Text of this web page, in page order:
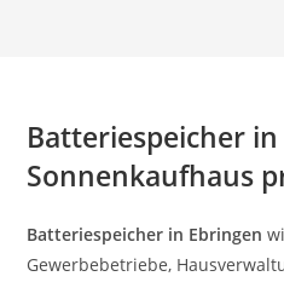
Batteriespeicher
Sonnenkaufhaus
Batteriespeicher in Ebringen
Gewerbebetriebe,